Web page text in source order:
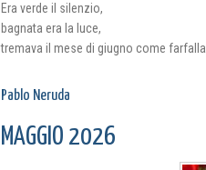
Era verde il silenzio,
bagnata era la luce,
tremava il mese di giugno come farfalla.
Pablo Neruda
MAGGIO 2026